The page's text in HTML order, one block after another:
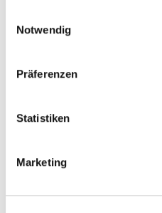
Notwendig
Präferenzen
Statistiken
Marketing
Weitere News
05.08.2026